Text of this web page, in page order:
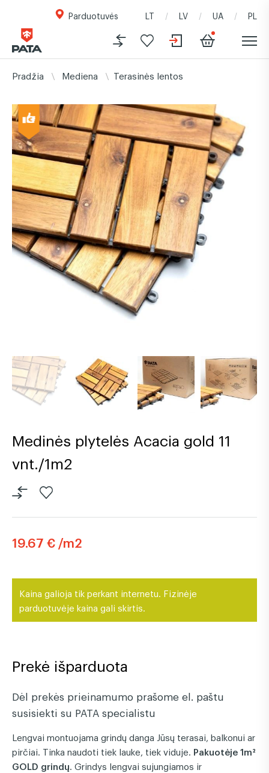
Parduotuvės LT LV UA PL
Pradžia Mediena Terasinės lentos
Medinės plytelės Acacia gold 11
vnt./1m2
19.67 € /m2
Kaina galioja tik perkant internetu. Fizinėje
parduotuvėje kaina gali skirtis.
Prekė išparduota
Dėl prekės prieinamumo prašome el. paštu
susisiekti su PATA specialistu
Lengvai montuojama grindų danga Jūsų terasai, balkonui ar
pirčiai. Tinka naudoti tiek lauke, tiek viduje. Pakuotėje 1m²
GOLD grindų . Grindys lengvai sujungiamos ir